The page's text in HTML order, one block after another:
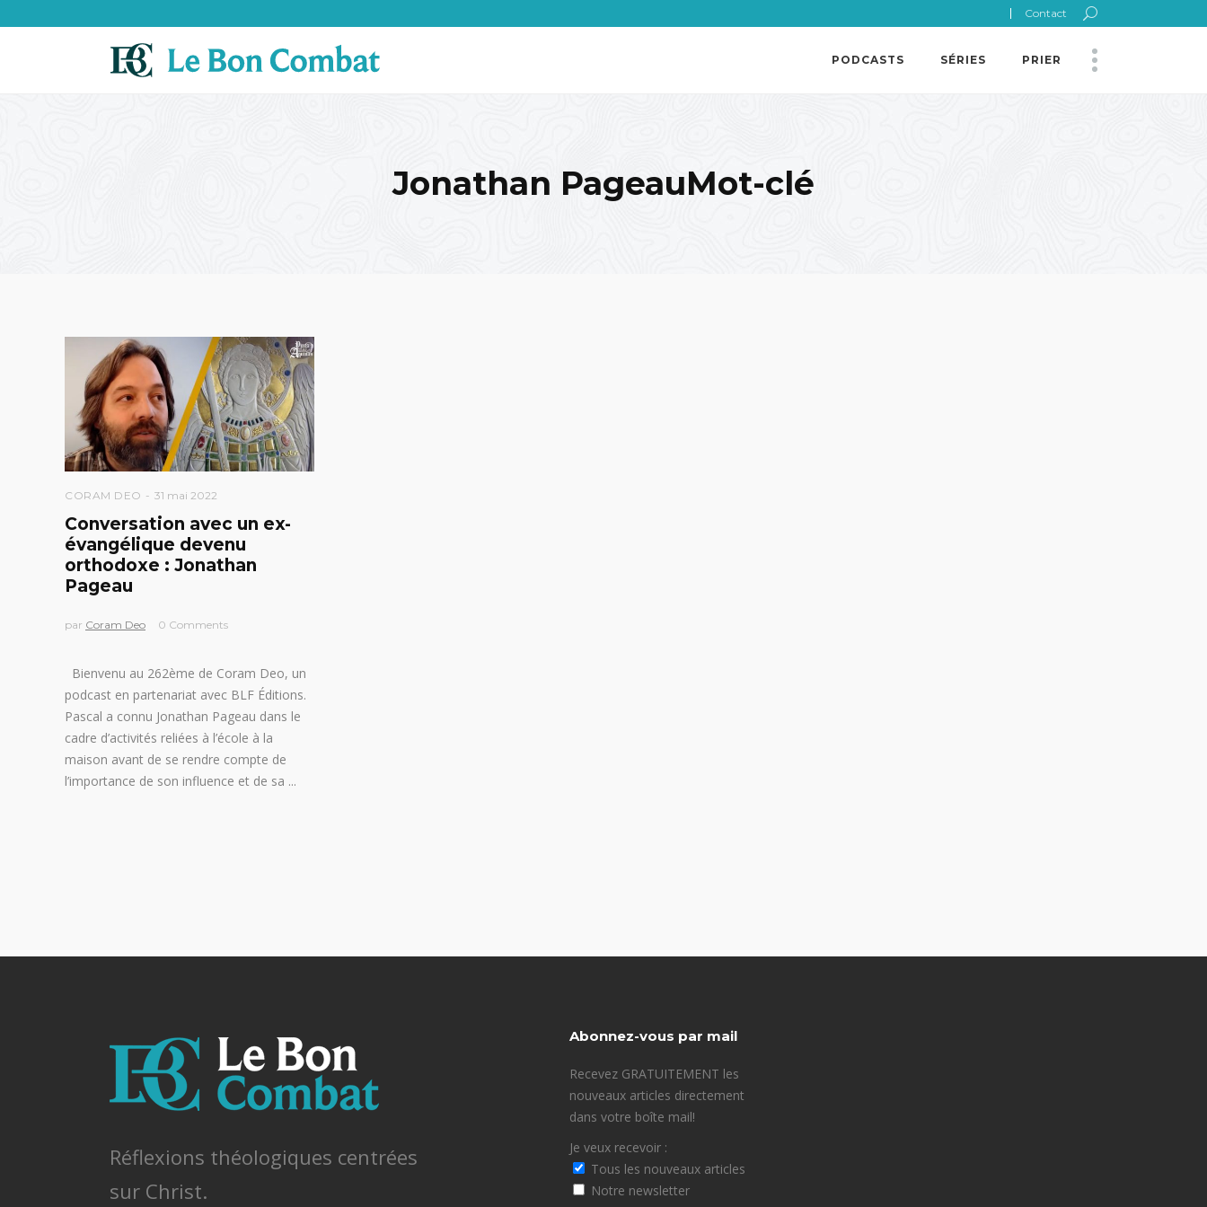
Contact
PODCASTS SÉRIES PRIER
Jonathan PageauMot-clé
CORAM DEO 31 mai 2022
Conversation avec un ex-
évangélique devenu
orthodoxe : Jonathan
Pageau
par Coram Deo 0 Comments
Bienvenu au 262ème de Coram Deo, un
podcast en partenariat avec BLF Éditions.
Pascal a connu Jonathan Pageau dans le
cadre d’activités reliées à l’école à la
maison avant de se rendre compte de
l’importance de son influence et de sa
Réflexions théologiques centrées
sur Christ.
Abonnez-vous par mail
Recevez GRATUITEMENT les
nouveaux articles directement
dans votre boîte mail!
Je veux recevoir :
Tous les nouveaux articles
Notre newsletter